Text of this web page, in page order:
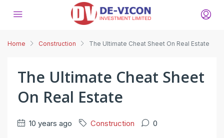
Home Construction The Ultimate Cheat Sheet On Real Estate
The Ultimate Cheat Sheet
On Real Estate
10 years ago Construction 0